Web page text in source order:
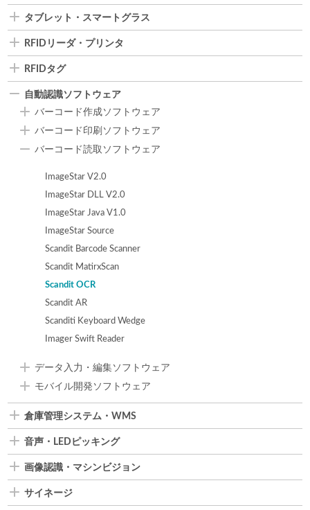
タブレット・スマートグラス
RFIDリーダ・プリンタ
RFIDタグ
自動認識ソフトウェア
バーコード作成ソフトウェア
バーコード印刷ソフトウェア
バーコード読取ソフトウェア
ImageStar V2.0
ImageStar DLL V2.0
ImageStar Java V1.0
ImageStar Source
Scandit Barcode Scanner
Scandit MatirxScan
Scandit OCR
Scandit AR
Scanditi Keyboard Wedge
Imager Swift Reader
データ入力・編集ソフトウェア
モバイル開発ソフトウェア
倉庫管理システム・WMS
音声・LEDピッキング
画像認識・マシンビジョン
サイネージ